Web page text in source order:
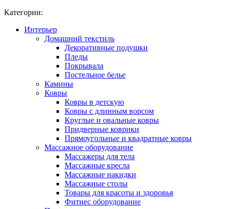
Категории:
Интерьер
Домашний текстиль
Декоративные подушки
Пледы
Покрывала
Постельное белье
Камины
Ковры
Ковры в детскую
Ковры с длинным ворсом
Круглые и овальные ковры
Придверные коврики
Прямоугольные и квадратные ковры
Массажное оборудование
Массажеры для тела
Массажные кресла
Массажные накидки
Массажные столы
Товары для красоты и здоровья
Фитнес оборудование